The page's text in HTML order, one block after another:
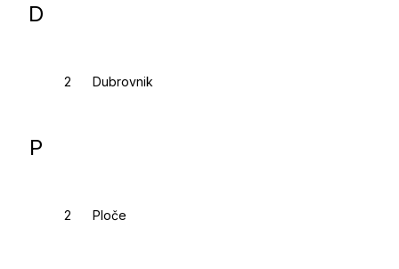
D
Dubrovnik
P
Ploče